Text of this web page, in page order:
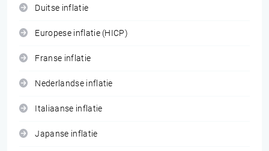
Duitse inflatie
Europese inflatie (HICP)
Franse inflatie
Nederlandse inflatie
Italiaanse inflatie
Japanse inflatie